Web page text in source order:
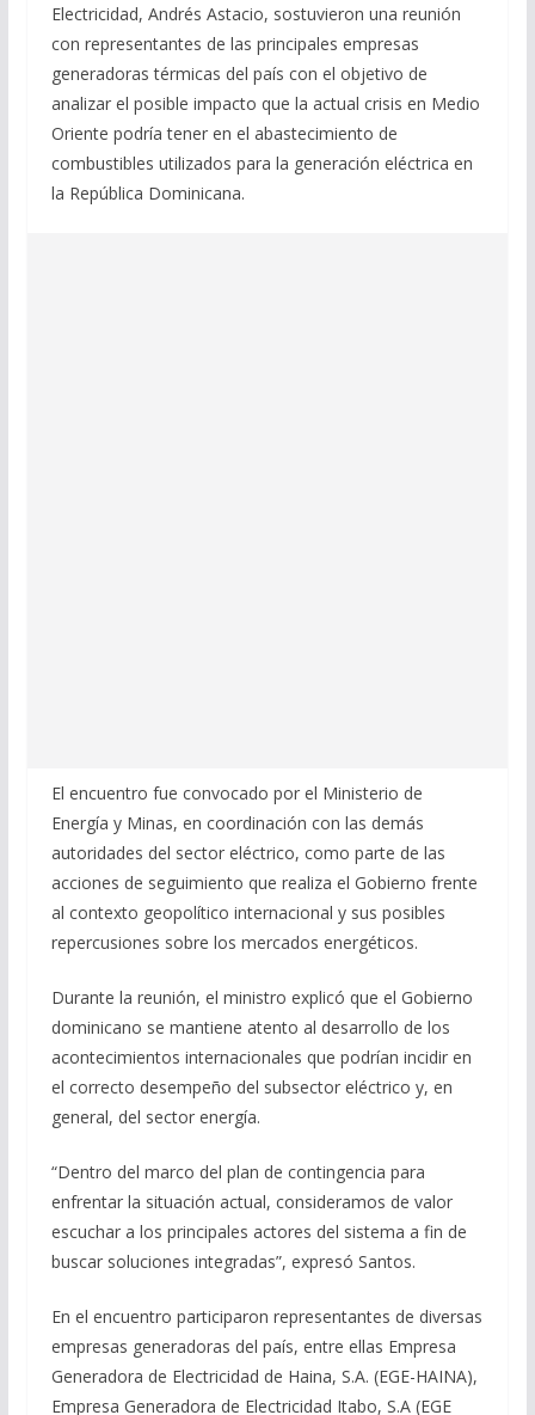
Electricidad, Andrés Astacio, sostuvieron una reunión
con representantes de las principales empresas
generadoras térmicas del país con el objetivo de
analizar el posible impacto que la actual crisis en Medio
Oriente podría tener en el abastecimiento de
combustibles utilizados para la generación eléctrica en
la República Dominicana.
El encuentro fue convocado por el Ministerio de
Energía y Minas, en coordinación con las demás
autoridades del sector eléctrico, como parte de las
acciones de seguimiento que realiza el Gobierno frente
al contexto geopolítico internacional y sus posibles
repercusiones sobre los mercados energéticos.
Durante la reunión, el ministro explicó que el Gobierno
dominicano se mantiene atento al desarrollo de los
acontecimientos internacionales que podrían incidir en
el correcto desempeño del subsector eléctrico y, en
general, del sector energía.
“Dentro del marco del plan de contingencia para
enfrentar la situación actual, consideramos de valor
escuchar a los principales actores del sistema a fin de
buscar soluciones integradas”, expresó Santos.
En el encuentro participaron representantes de diversas
empresas generadoras del país, entre ellas Empresa
Generadora de Electricidad de Haina, S.A. (EGE-HAINA),
Empresa Generadora de Electricidad Itabo, S.A (EGE